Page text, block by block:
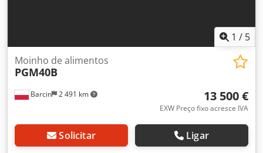
1 / 5
Barcin 2 491 km
Moinho de alimentos
PGM40B
13 500 €
EXW Preço fixo acresce IVA
Solicitar Ligar